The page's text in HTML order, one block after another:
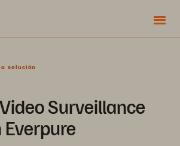
solución
Surveillance